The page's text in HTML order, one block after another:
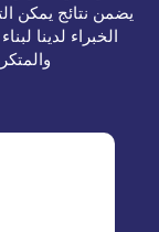
يضمن نتائج يمكن
الخبراء لدينا